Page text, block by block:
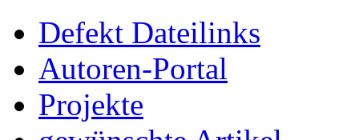
Defekt Dateilinks
Autoren-Portal
Projekte